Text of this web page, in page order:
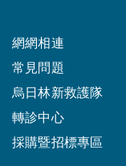
網網相連
常見問題
烏日林新救護隊
轉診中心
採購暨招標專區